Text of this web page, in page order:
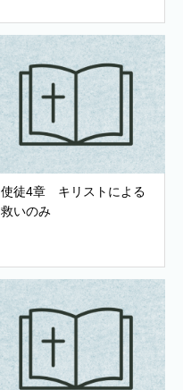
使徒4章 キリストによる
救いのみ